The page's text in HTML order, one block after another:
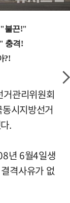
관리위원회
시지방선거
.
년 6월4일생
격사유가 없